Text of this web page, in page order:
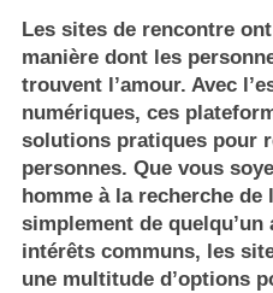
Les sites de rencontre
manière dont les
trouvent l’amour. Avec
numériques, ces
solutions pratiques pour
personnes. Que vous
homme à la recherche de
simplement de
intérêts communs, les
une multitude d’options